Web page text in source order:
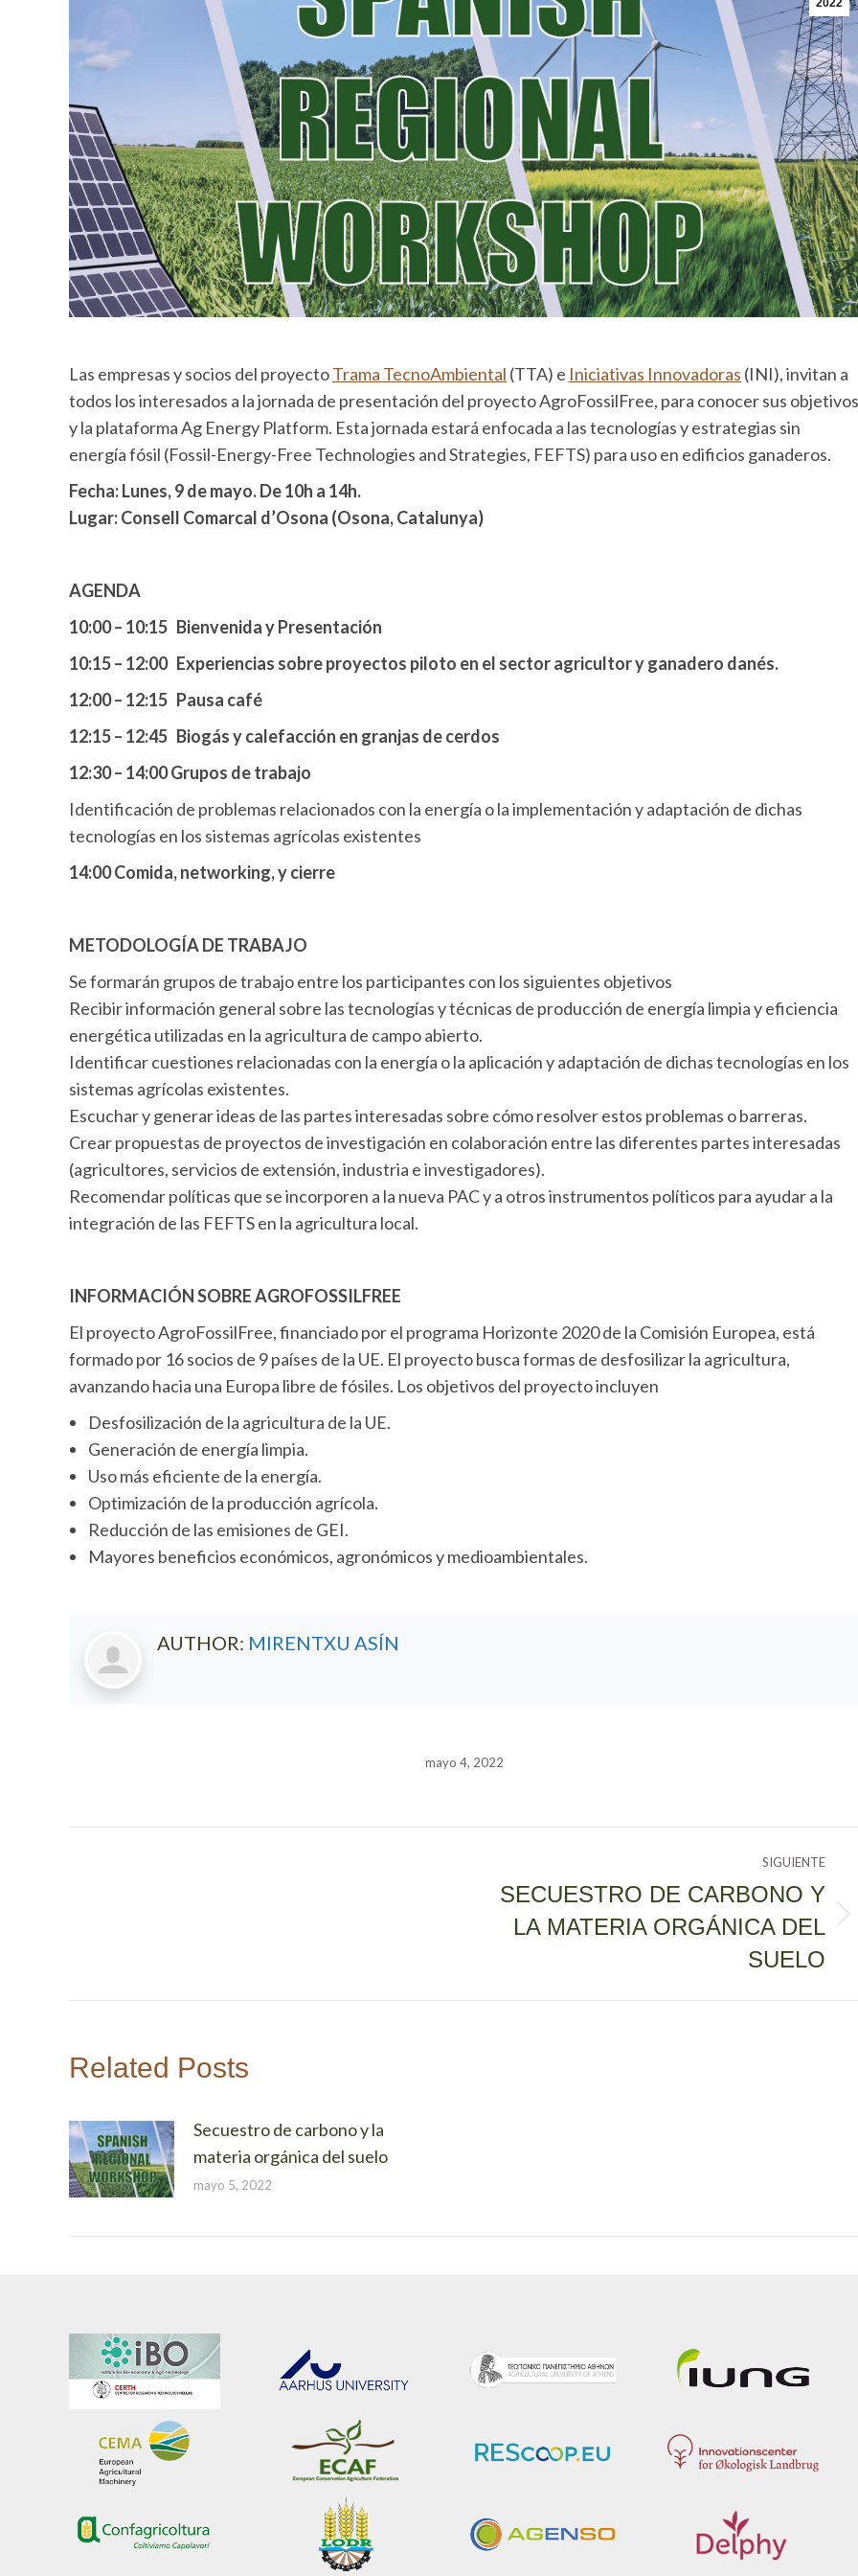
2022
Las empresas y socios del proyectoTrama TecnoAmbiental (TTA) e Iniciativas Innovadoras (INI), invitan a
todos los interesados a la jornada de presentación del proyecto AgroFossilFree, para conocer sus objetivos
y la plataforma Ag Energy Platform. Esta jornada estará enfocada a las tecnologías y estrategias sin
energía fósil (Fossil-Energy-Free Technologies and Strategies, FEFTS) para usoen edificios ganaderos.
Fecha: Lunes, 9 de mayo. De 10h a 14h.
Lugar: Consell Comarcal d’Osona (Osona, Catalunya)
AGENDA
10:00 – 10:15 Bienvenida y Presentación
10:15 – 12:00 Experiencias sobre proyectos piloto en el sector agricultor y ganadero danés.
12:00 – 12:15 Pausa café
12:15 – 12:45 Biogás y calefacción en granjas de cerdos
12:30 – 14:00 Grupos de trabajo
Identificación de problemas relacionados con la energía o la implementación y adaptación de dichas
tecnologías en los sistemas agrícolas existentes
14:00 Comida, networking, y cierre
METODOLOGÍA DE TRABAJO
Se formarán grupos de trabajo entre los participantes con los siguientes objetivos
Recibir información general sobre las tecnologías y técnicas de producción de energía limpia y eficiencia
energética utilizadas en la agricultura de campo abierto.
Identificar cuestiones relacionadas con la energía o la aplicación y adaptación de dichas tecnologías en los
sistemas agrícolas existentes.
Escuchar y generar ideas de las partes interesadas sobre cómo resolver estos problemas o barreras.
Crear propuestas de proyectos de investigación en colaboración entre las diferentes partes interesadas
(agricultores, servicios de extensión, industria e investigadores).
Recomendar políticas que se incorporen a la nueva PAC y a otros instrumentos políticos para ayudar a la
integración de las FEFTS en la agricultura local.
INFORMACIÓN SOBRE AGROFOSSILFREE
El proyecto AgroFossilFree, financiado por el programa Horizonte 2020 de la Comisión Europea, está
formado por 16 socios de 9 países de la UE. El proyecto busca formas de desfosilizar la agricultura,
avanzando hacia una Europa libre de fósiles. Los objetivos del proyecto incluyen
Desfosilización de la agricultura de la UE.
Generación de energía limpia.
Uso más eficiente de la energía.
Optimización de la producción agrícola.
Reducción de las emisiones de GEI.
Mayores beneficios económicos, agronómicos y medioambientales.
AUTHOR: MIRENTXU ASÍN
mayo 4, 2022
SIGUIENTE
Publicación
SECUESTRO DE CARBONO Y
LA MATERIA ORGÁNICA DEL
SUELO
Related Posts
Secuestro de carbono y la
materia orgánica del suelo
mayo 5, 2022